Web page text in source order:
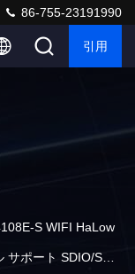
86-755-23191990
引用
S WIFI HaLow
ポート SDIO/SPI